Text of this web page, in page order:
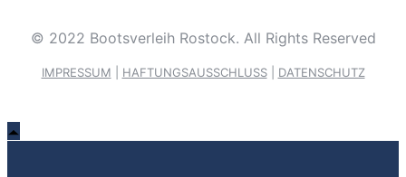
© 2022 Bootsverleih Rostock. All Rights Reserved
IMPRESSUM HAFTUNGSAUSSCHLUSS| DATENSCHUTZ